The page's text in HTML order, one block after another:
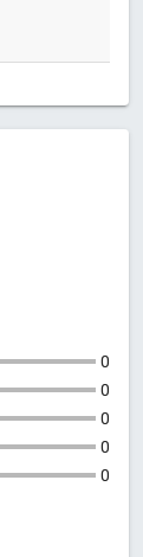
0
0
0
0
0